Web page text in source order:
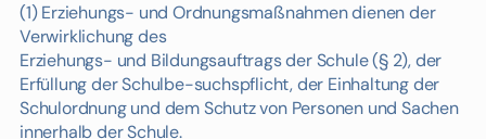
(1) Erziehungs- und Ordnungsmaßnahmen dienen der
Verwirklichung des
Erziehungs- und Bildungsauftrags der Schule (§ 2), der
Erfüllung der Schulbe-suchspflicht, der Einhaltung der
Schulordnung und dem Schutz von Personen und Sachen
innerhalb der Schule.